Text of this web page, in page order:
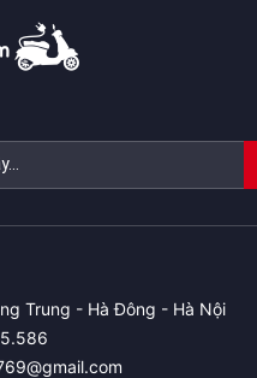
Trung - Hà Đông - Hà Nội